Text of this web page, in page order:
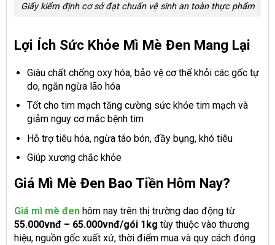
Giấy kiểm định cơ sở đạt chuẩn vệ sinh an toàn thực phẩm
Lợi Ích Sức Khỏe Mì Mè Đen Mang Lại
Giàu chất chống oxy hóa, bảo vệ cơ thể khỏi các gốc tự
do, ngăn ngừa lão hóa
Tốt cho tim mạch tăng cường sức khỏe tim mạch và
giảm nguy cơ mắc bệnh tim
Hỗ trợ tiêu hóa, ngừa táo bón, đầy bụng, khó tiêu
Giúp xương chắc khỏe
Giá Mì Mè Đen Bao Tiền Hôm Nay?
Giá mì mè đen hôm nay trên thị trường dao động từ
55.000vnđ – 65.000vnđ/gói 1kg tùy thuộc vào thương
hiệu, nguồn gốc xuất xứ, thời điểm mua và quy cách đóng